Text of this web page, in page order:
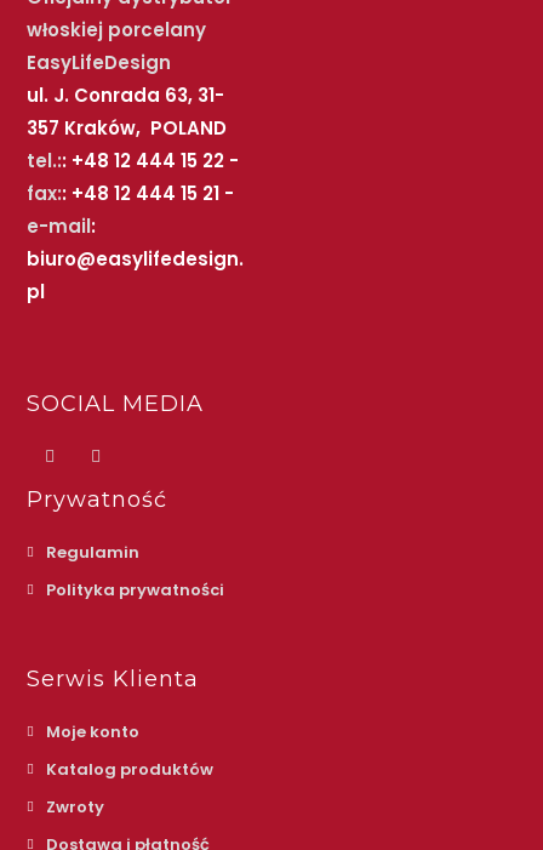
włoskiej porcelany
EasyLifeDesign
ul. J. Conrada 63, 31-
357 Kraków, POLAND
tel.:: +48 12 444 15 22 -
fax:: +48 12 444 15 21 -
e-mail:
biuro@easylifedesign.
pl
SOCIAL MEDIA
Prywatność
Regulamin
Polityka prywatności
Serwis Klienta
Moje konto
Katalog produktów
Zwroty
Dostawa i płatność